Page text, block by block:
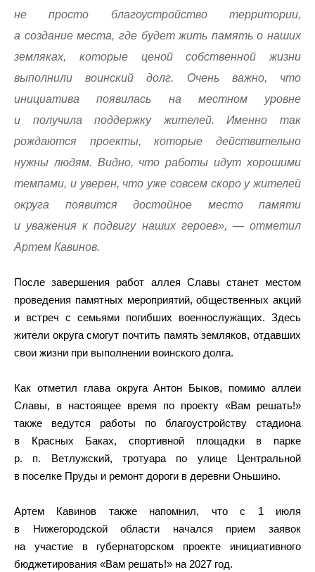
не просто благоустройство территории,
а создание места, где будет жить память о наших
земляках, которые ценой собственной жизни
выполнили воинский долг. Очень важно, что
инициатива появилась на местном уровне
и получила поддержку жителей. Именно так
рождаются проекты, которые действительно
нужны людям. Видно, что работы идут хорошими
темпами, и уверен, что уже совсем скоро у жителей
округа появится достойное место памяти
и уважения к подвигу наших героев», — отметил
Артем Кавинов.
После завершения работ аллея Славы станет местом
проведения памятных мероприятий, общественных акций
и встреч с семьями погибших военнослужащих. Здесь
жители округа смогут почтить память земляков, отдавших
свои жизни при выполнении воинского долга.
Как отметил глава округа Антон Быков, помимо аллеи
Славы, в настоящее время по проекту «Вам решать!»
также ведутся работы по благоустройству стадиона
в Красных Баках, спортивной площадки в парке
р. п. Ветлужский, тротуара по улице Центральной
в поселке Пруды и ремонт дороги в деревни Оньшино.
Артем Кавинов также напомнил, что с 1 июля
в Нижегородской области начался прием заявок
на участие в губернаторском проекте инициативного
бюджетирования «Вам решать!» на 2027 год.